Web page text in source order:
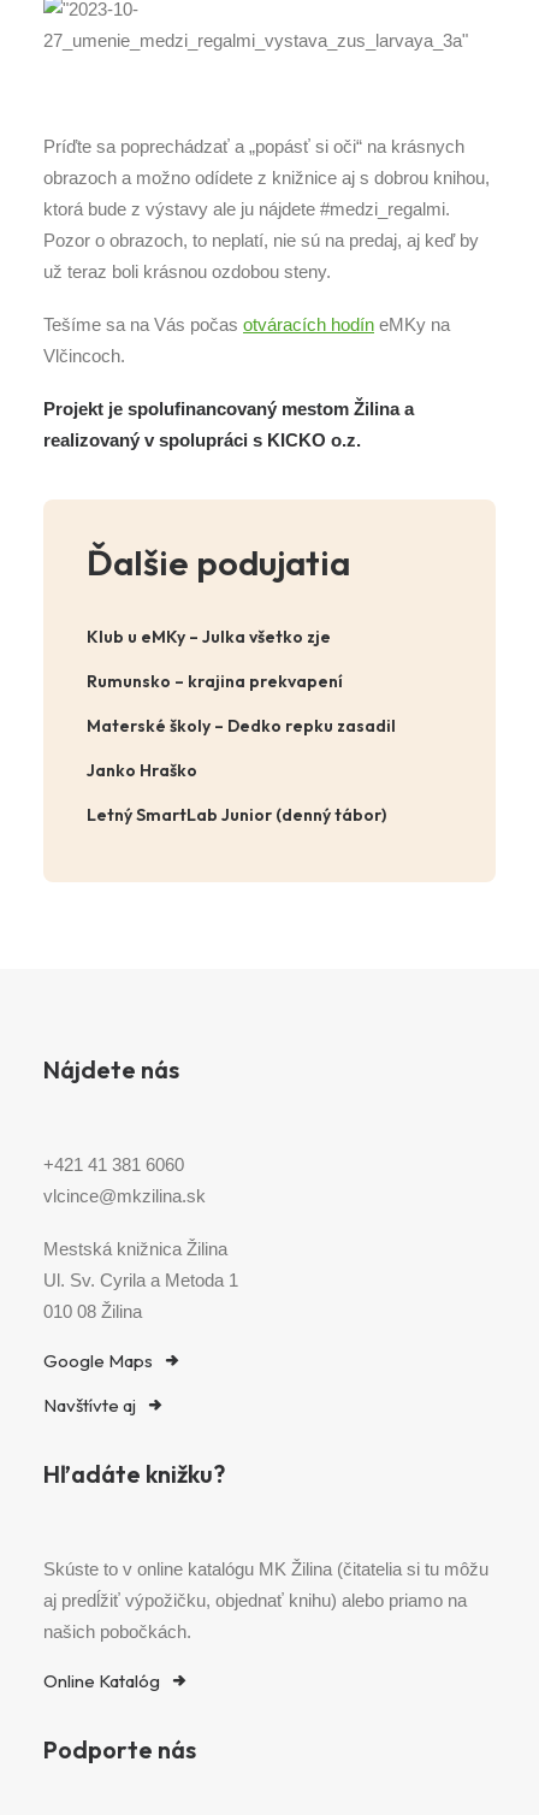
Príďte sa poprechádzať a „popásť si oči“ na krásnych
obrazoch a možno odídete z knižnice aj s dobrou knihou,
ktorá bude z výstavy ale ju nájdete #medzi_regalmi.
Pozor o obrazoch, to neplatí, nie sú na predaj, aj keď by
už teraz boli krásnou ozdobou steny.
Tešíme sa na Vás počas otváracích hodín eMKy na
Vlčincoch.
Projekt je spolufinancovaný mestom Žilina a
realizovaný v spolupráci s KICKO o.z.
Ďalšie podujatia
Klub u eMKy – Julka všetko zje
Rumunsko – krajina prekvapení
Materské školy – Dedko repku zasadil
Janko Hraško
Letný SmartLab Junior (denný tábor)
Nájdete nás
+421 41 381 6060
vlcince@mkzilina.sk
Mestská knižnica Žilina
Ul. Sv. Cyrila a Metoda 1
010 08 Žilina
Google Maps
Navštívte aj
Hľadáte knižku?
Skúste to v online katalógu MK Žilina (čitatelia si tu môžu
aj predĺžiť výpožičku, objednať knihu) alebo priamo na
našich pobočkách.
Online Katalóg
Podporte nás